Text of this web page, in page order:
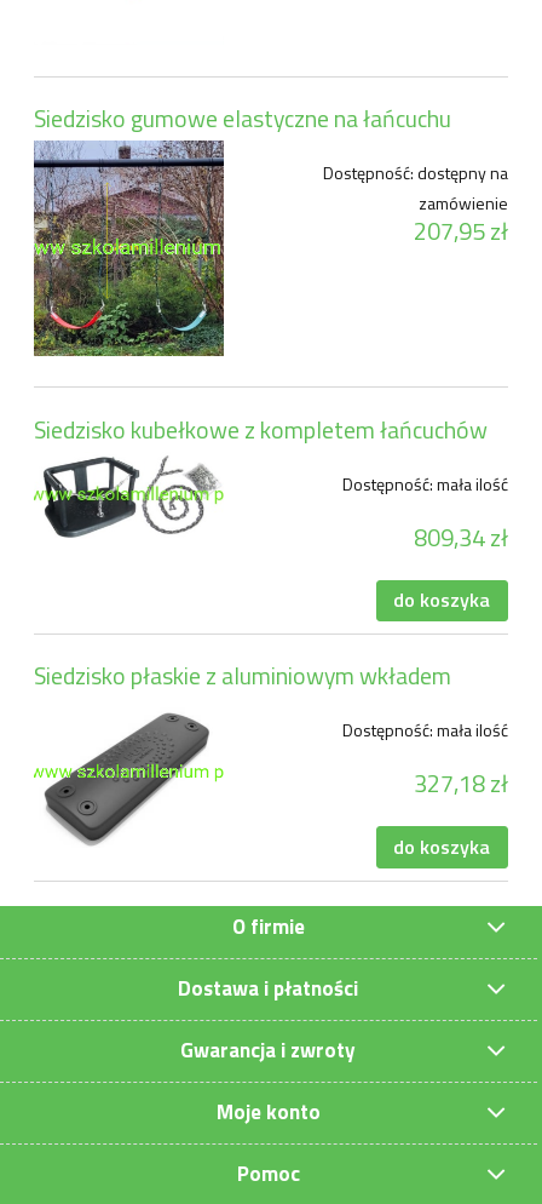
Siedzisko gumowe elastyczne na łańcuchu
Dostępność:dostępny na
zamówienie
207,95 zł
Siedzisko kubełkowe z kompletem łańcuchów
Dostępność:mała ilość
809,34 zł
do koszyka
Siedzisko płaskie z aluminiowym wkładem
Dostępność:mała ilość
327,18 zł
do koszyka
O firmie
Dostawa i płatności
Gwarancja i zwroty
Moje konto
Pomoc